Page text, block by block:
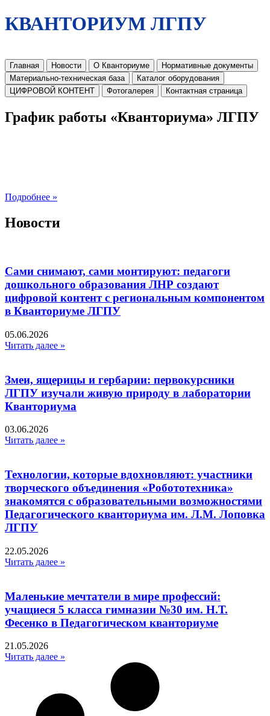
КВАНТОРИУМ ЛГПУ
Главная Новости О Кванториуме
Нормативные документы
Материально-техническая база
Каталог оборудования
ЦИФРОВОЙ КОНТЕНТ
Фотогалерея Контактная страница
График работы «Кванториума» ЛГПУ
Подробнее »
Новости
Сами снимают, сами монтируют: педагоги
дошкольного образования ЛНР создают
цифровой контент с региональным компонентом
в Кванториуме ЛГПУ​
05.06.2026
Читать далее »
Змеи, ящерицы и гербарии: первокурсники
ЛГПУ изучали живую природу в лаборатории
Кванториума
03.06.2026
Читать далее »
Технологии, которые вдохновляют: участники
творческого объединения «Робототехника»
знакомятся с образовательными возможностями
Педагогического кванториума им. Л.М. Лоповка
ЛГПУ
22.05.2026
Читать далее »
Маленькие мечтатели в мире профессий:
учащиеся 5 класса гимназии №30 им. Н.Т.
Фесенко в Педагогическом кванториуме
21.05.2026
Читать далее »